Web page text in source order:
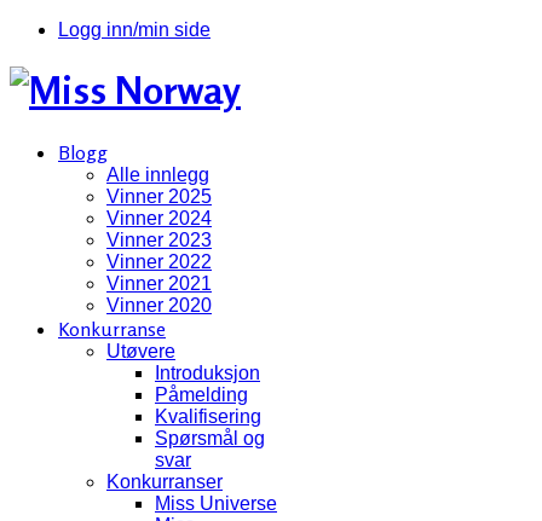
Logg inn/min side
Blogg
Alle innlegg
Vinner 2025
Vinner 2024
Vinner 2023
Vinner 2022
Vinner 2021
Vinner 2020
Konkurranse
Utøvere
Introduksjon
Påmelding
Kvalifisering
Spørsmål og
svar
Konkurranser
Miss Universe